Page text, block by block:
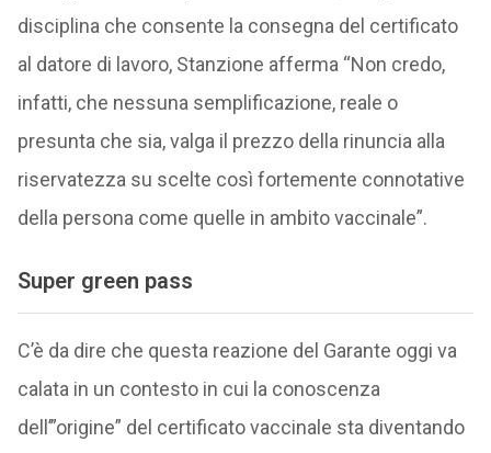
disciplina che consente la consegna del certificato
al datore di lavoro, Stanzione afferma “Non credo,
infatti, che nessuna semplificazione, reale o
presunta che sia, valga il prezzo della rinuncia alla
riservatezza su scelte così fortemente connotative
della persona come quelle in ambito vaccinale”.
Super green pass
C’è da dire che questa reazione del Garante oggi va
calata in un contesto in cui la conoscenza
dell’”origine” del certificato vaccinale sta diventando